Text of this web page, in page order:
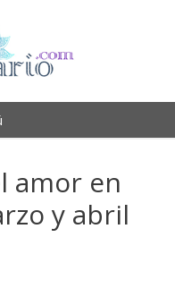
amor en
y abril